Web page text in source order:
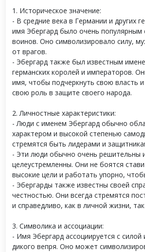
1. Историческое значение:
- В средние века в Германии и других
имя Эбергард было очень популярным
воинов. Оно символизировало силу,
от врагов.
- Эбергард также был известным
германских королей и императоров.
имя, чтобы подчеркнуть свою власть
свою роль в защите своего народа.
2. Личностные характеристики:
- Люди с именем Эбергард обычно
характером и высокой степенью
стремятся быть лидерами и
- Эти люди обычно очень решительны
целеустремленны. Они не боятся
высокие цели и работать упорно,
- Эбергарды также известны своей
честностью. Они всегда стремятся
и справедливо, как в личной жизни,
3. Символика и ассоциации:
- Имя Эбергард ассоциируется с
дикого вепря. Оно может